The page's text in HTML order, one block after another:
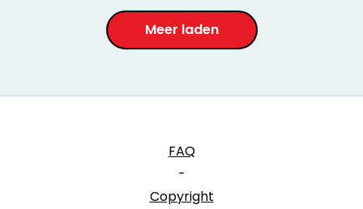
Meer laden
FAQ
-
Copyright